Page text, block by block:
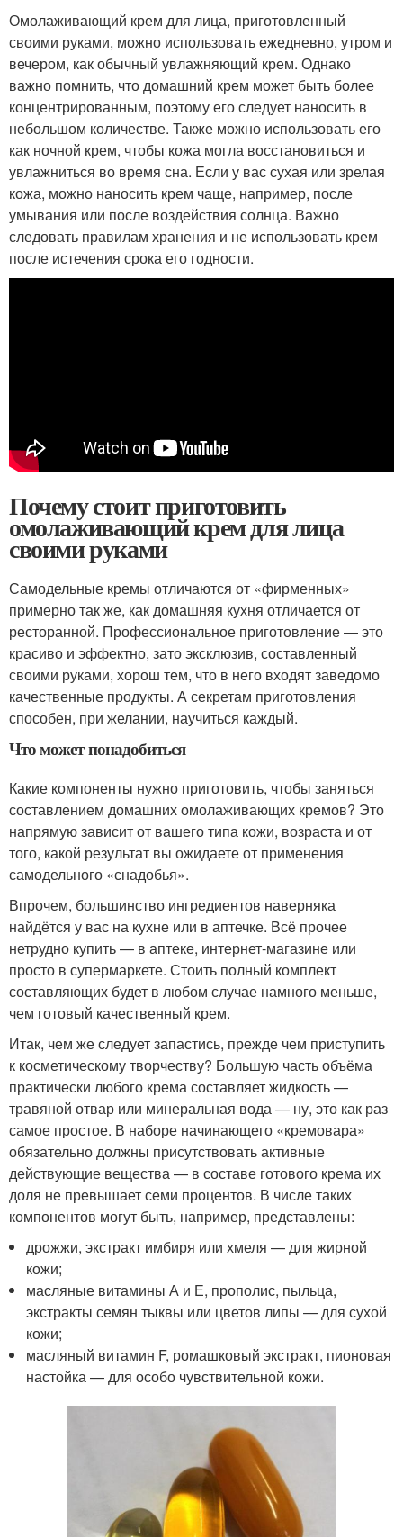
Омолаживающий крем для лица, приготовленный
своими руками, можно использовать ежедневно, утром и
вечером, как обычный увлажняющий крем. Однако
важно помнить, что домашний крем может быть более
концентрированным, поэтому его следует наносить в
небольшом количестве. Также можно использовать его
как ночной крем, чтобы кожа могла восстановиться и
увлажниться во время сна. Если у вас сухая или зрелая
кожа, можно наносить крем чаще, например, после
умывания или после воздействия солнца. Важно
следовать правилам хранения и не использовать крем
после истечения срока его годности.
Почему стоит приготовить
омолаживающий крем для лица
своими руками
Самодельные кремы отличаются от «фирменных»
примерно так же, как домашняя кухня отличается от
ресторанной. Профессиональное приготовление — это
красиво и эффектно, зато эксклюзив, составленный
своими руками, хорош тем, что в него входят заведомо
качественные продукты. А секретам приготовления
способен, при желании, научиться каждый.
Что может понадобиться
Какие компоненты нужно приготовить, чтобы заняться
составлением домашних омолаживающих кремов? Это
напрямую зависит от вашего типа кожи, возраста и от
того, какой результат вы ожидаете от применения
самодельного «снадобья».
Впрочем, большинство ингредиентов наверняка
найдётся у вас на кухне или в аптечке. Всё прочее
нетрудно купить — в аптеке, интернет-магазине или
просто в супермаркете. Стоить полный комплект
составляющих будет в любом случае намного меньше,
чем готовый качественный крем.
Итак, чем же следует запастись, прежде чем приступить
к косметическому творчеству? Большую часть объёма
практически любого крема составляет жидкость —
травяной отвар или минеральная вода — ну, это как раз
самое простое. В наборе начинающего «кремовара»
обязательно должны присутствовать активные
действующие вещества — в составе готового крема их
доля не превышает семи процентов. В числе таких
компонентов могут быть, например, представлены:
дрожжи, экстракт имбиря или хмеля — для жирной
кожи;
масляные витамины А и Е, прополис, пыльца,
экстракты семян тыквы или цветов липы — для сухой
кожи;
масляный витамин F, ромашковый экстракт, пионовая
настойка — для особо чувствительной кожи.